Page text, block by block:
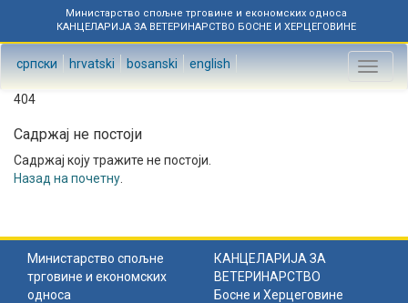
Министарство спољне трговине и економских односа
КАНЦЕЛАРИЈА ЗА ВЕТЕРИНАРСТВО БОСНЕ И ХЕРЦЕГОВИНЕ
српски hrvatski bosanski english
Toggle
404
Садржај не постоји
Садржај коју тражите не постоји.
Назад на почетну
Министарство спољне
трговине и економских
односа
КАНЦЕЛАРИЈА ЗА
ВЕТЕРИНАРСТВО
Босне и Херцеговине